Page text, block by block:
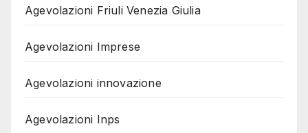
Agevolazioni Friuli Venezia Giulia
Agevolazioni Imprese
Agevolazioni innovazione
Agevolazioni Inps